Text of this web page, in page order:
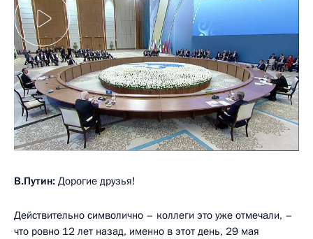
В.Путин: Дорогие друзья!
Действительно символично – коллеги это уже отмечали, –
что ровно 12 лет назад, именно в этот день, 29 мая